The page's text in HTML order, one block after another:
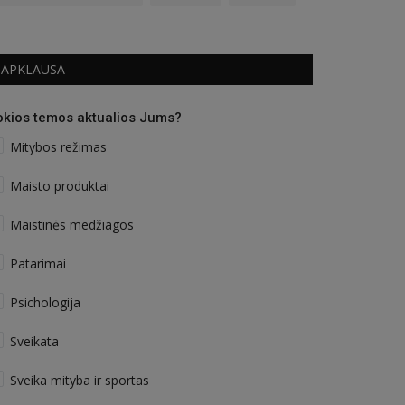
APKLAUSA
temos aktualios Jums?
Mitybos režimas
Maisto produktai
Maistinės medžiagos
Patarimai
Psichologija
Sveikata
Sveika mityba ir sportas